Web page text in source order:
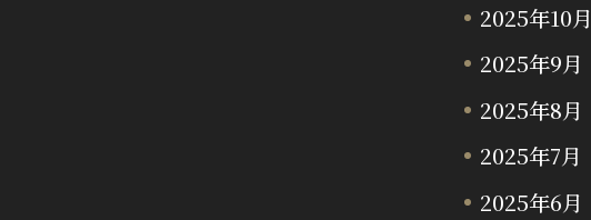
2025年10月
2025年9月
2025年8月
2025年7月
2025年6月